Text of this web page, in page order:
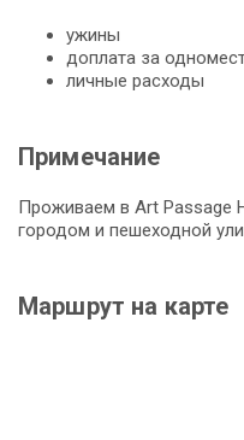
ужины
доплата за
личные расходы
Примечание
Проживаем в Art Passage
городом и пешеходной
Маршрут на карте